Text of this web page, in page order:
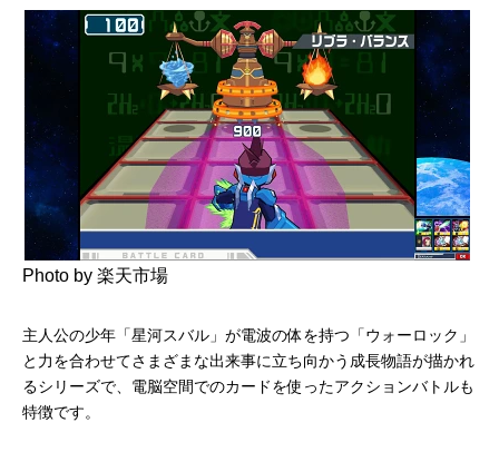
Photo by 楽天市場
主人公の少年「星河スバル」が電波の体を持つ「ウォーロック」
と力を合わせてさまざまな出来事に立ち向かう成長物語が描かれ
るシリーズで、電脳空間でのカードを使ったアクションバトルも
特徴です。